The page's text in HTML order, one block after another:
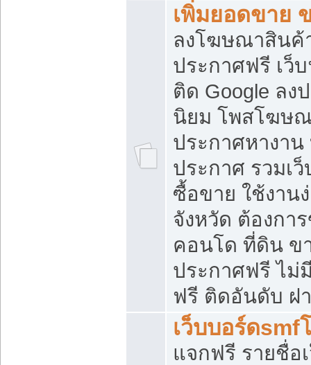
เพิ่มยอดขาย
ลงโฆษณาสิน
ประกาศฟรี เว็
ติด Google ลง
นิยม โพสโฆษ
ประกาศหางาน
ประกาศ รวมเ
ซื้อขาย ใช้งาน
จังหวัด ต้องกา
คอนโด ที่ดิน ข
ประกาศฟรี ไม่
ฟรี ติดอันดับ ฝ
เว็บบอร์ดsmf
แจกฟรี รายชื่อ